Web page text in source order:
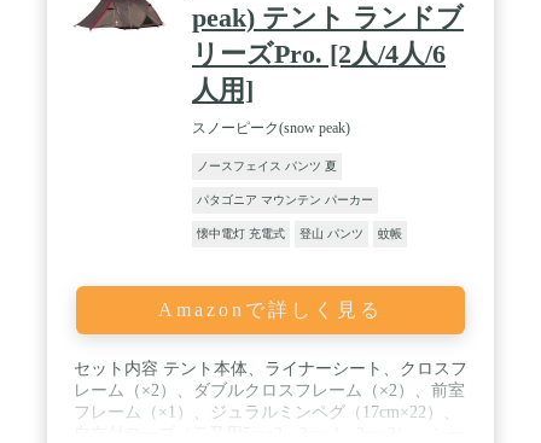
peak) テント ランドブ
リーズPro. [2人/4人/6
人用]
スノーピーク(snow peak)
ノースフェイス パンツ 夏
パタゴニア マウンテン パーカー
懐中電灯 充電式 登山 パンツ 蚊帳
Amazonで詳しく見る
セット内容 テント本体、ライナーシート、クロスフ
レーム（×2）、ダブルクロスフレーム（×2）、前室
フレーム（×1）、ジュラルミンペグ（17cm×22）、